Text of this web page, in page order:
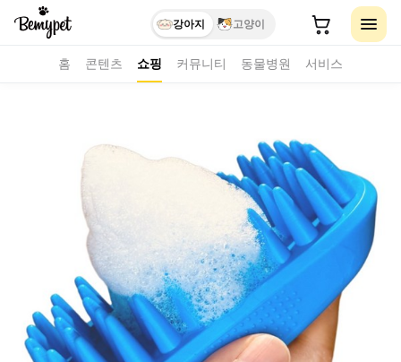
강아지 고양이
홈 콘텐츠 쇼핑 커뮤니티 동물병원 서비스